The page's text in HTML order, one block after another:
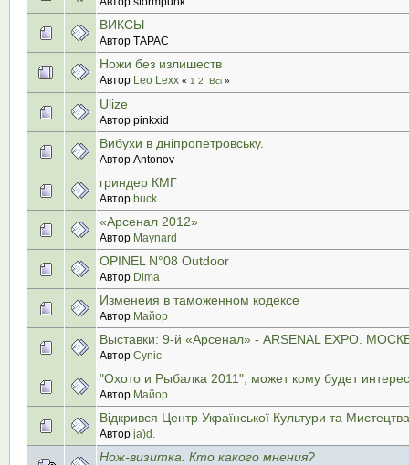
ВИКСЫ
Автор ТАРАС
Ножи без излишеств
Автор Leo Lexx « 1 2 Всі »
Ulize
Автор pinkxid
Вибухи в дніпропетровську.
Автор Antonov
гриндер КМГ
Автор buck
«Арсенал 2012»
Автор Maynard
OPINEL N°08 Outdoor
Автор Dima
Изменеия в таможенном кодексе
Автор Майор
Выставки: 9-й «Арсенал» - ARSENAL EXPO.
Автор Cynic
"Охото и Рыбалка 2011", может кому будет
Автор Майор
Відкрився Центр Української Культури та
Автор ja)d.
Нож-визитка. Кто какого мнения?